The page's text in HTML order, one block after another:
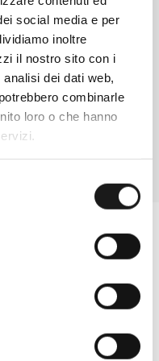
social media e per
inoltre
il nostro sito con i
dei dati web,
combinarle
loro o che hanno